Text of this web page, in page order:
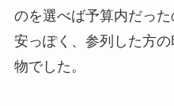
のを選べば予算内だっ
安っぽく、参列した方
物でした。